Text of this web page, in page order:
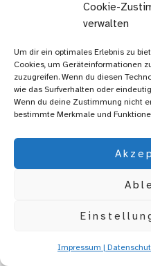
Cookie-
verwalten
Um dir ein optimales Erlebnis zu
Cookies, um Geräteinformationen
zuzugreifen. Wenn du diesen
wie das Surfverhalten oder
Wenn du deine Zustimmung nicht
bestimmte Merkmale und
Impressum |